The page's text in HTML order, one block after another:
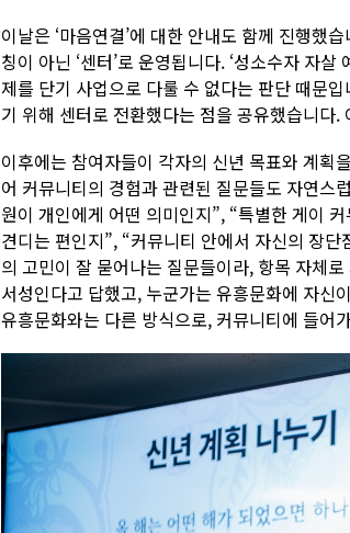
이날은 ‘마음연결’에 대한 안내도 함께 진행했
칭이 아닌 ‘센터’로 운영됩니다. ‘성소수자 자
제를 단기 사업으로 다룰 수 없다는 판단 때문
기 위해 센터로 전환했다는 점을 공유했습니다
이후에는 참여자들이 각자의 신년 목표와 계획
어 커뮤니티의 경험과 관련된 질문들도 자연스
원이 개인에게 어떤 의미인지”, “특별한 게이
견디는 편인지”, “커뮤니티 안에서 자신의 장
의 고민이 잘 묻어나는 질문들이라, 항목 자체
서성인다고 답했고, 누군가는 유흥문화에 자신
유흥문화와는 다른 방식으로, 커뮤니티에 들어